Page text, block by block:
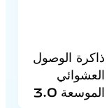
ذاكرة الوصول
العشوائي
الموسعة 3.0